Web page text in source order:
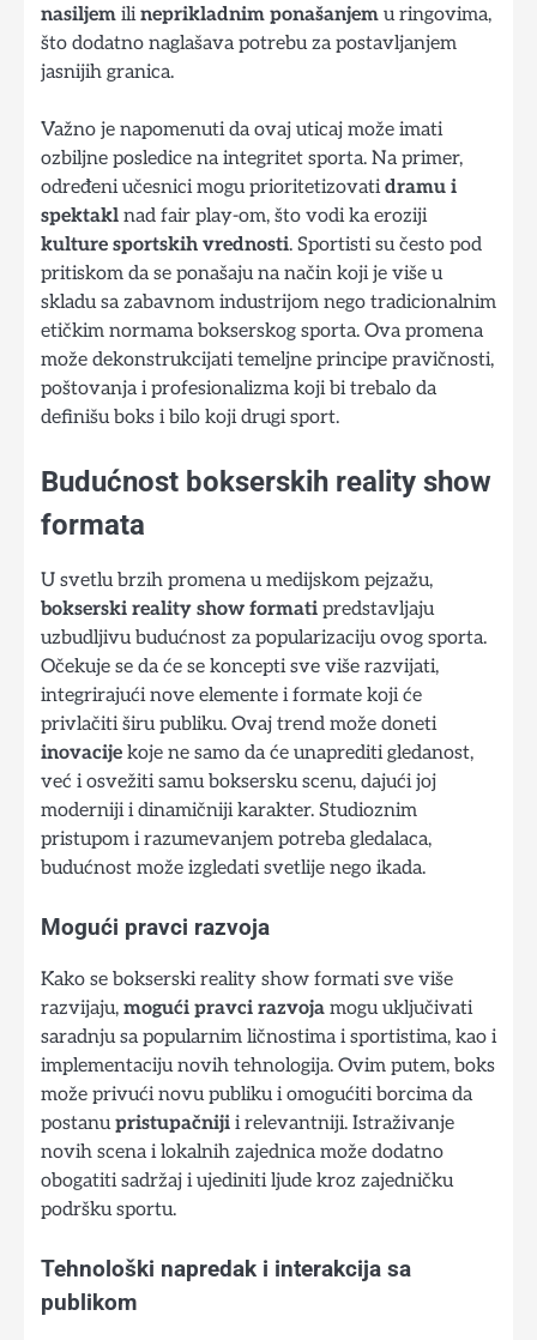
nasiljem ilineprikladnim ponašanjem u ringovima,
što dodatno naglašava potrebu za postavljanjem
jasnijih granica.
Važno je napomenuti da ovaj uticaj može imati
ozbiljne posledice na integritet sporta. Na primer,
određeni učesnici mogu prioritetizovatidramu i
spektakl nad fair play-om, što vodi ka eroziji
kulture sportskih vrednosti. Sportisti su često pod
pritiskom da se ponašaju na način koji je više u
skladu sa zabavnom industrijom nego tradicionalnim
etičkim normama bokserskog sporta. Ova promena
može dekonstrukcijati temeljne principe pravičnosti,
poštovanja i profesionalizma koji bi trebalo da
definišu boks i bilo koji drugi sport.
Budućnost bokserskih reality show
formata
U svetlu brzih promena u medijskom pejzažu,
bokserski reality show formati predstavljaju
uzbudljivu budućnost za popularizaciju ovog sporta.
Očekuje se da će se koncepti sve više razvijati,
integrirajući nove elemente i formate koji će
privlačiti širu publiku. Ovaj trend može doneti
inovacije koje ne samo da će unaprediti gledanost,
već i osvežiti samu boksersku scenu, dajući joj
moderniji i dinamičniji karakter. Studioznim
pristupom i razumevanjem potreba gledalaca,
budućnost može izgledati svetlije nego ikada.
Mogući pravci razvoja
Kako se bokserski reality show formati sve više
razvijaju, mogući pravci razvoja mogu uključivati
saradnju sa popularnim ličnostima i sportistima, kao i
implementaciju novih tehnologija. Ovim putem, boks
može privući novu publiku i omogućiti borcima da
postanupristupačniji i relevantniji. Istraživanje
novih scena i lokalnih zajednica može dodatno
obogatiti sadržaj i ujediniti ljude kroz zajedničku
podršku sportu.
Tehnološki napredak i interakcija sa
publikom